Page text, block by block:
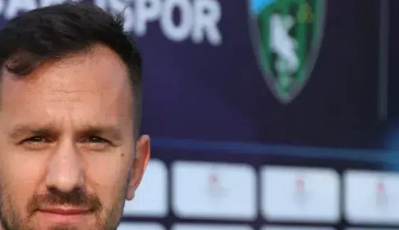
Bingöl
Burdur
Bursa